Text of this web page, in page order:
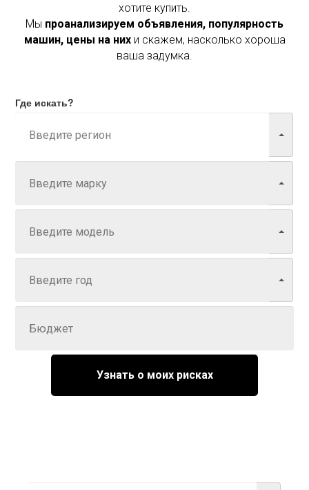
хотите купить.
Мы проанализируем объявления, популярность
машин, цены на нихи скажем, насколько хороша
ваша задумка.
Где искать?
Узнать о моих рисках